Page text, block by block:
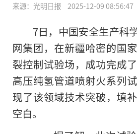
来源：光明日报 2025-12-09 08:56:47
7日，中国安全生产科
网集团，在新疆哈密的国
裂控制试验场，成功完成
高压纯氢管道喷射火系列
现了该领域技术突破，填
空白。